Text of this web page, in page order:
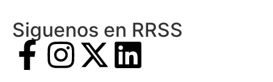
Siguenos en RRSS